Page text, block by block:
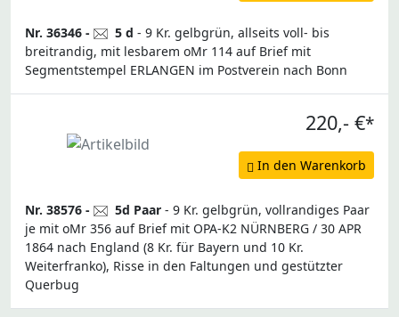
Nr. 36346 - 5 d - 9 Kr. gelbgrün, allseits voll- bis
breitrandig, mit lesbarem oMr 114 auf Brief mit
Segmentstempel ERLANGEN im Postverein nach Bonn
220,- €*
In den Warenkorb
Nr. 38576 - 5d Paar - 9 Kr. gelbgrün, vollrandiges Paar
je mit oMr 356 auf Brief mit OPA-K2 NÜRNBERG / 30 APR
1864 nach England (8 Kr. für Bayern und 10 Kr.
Weiterfranko), Risse in den Faltungen und gestützter
Querbug